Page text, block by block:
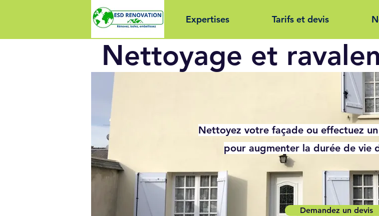
Expertises Tarifs et devis
Nettoyage et
Nettoyez votre façade ou effectuez
pour augmenter la durée de vie
Demandez un devis